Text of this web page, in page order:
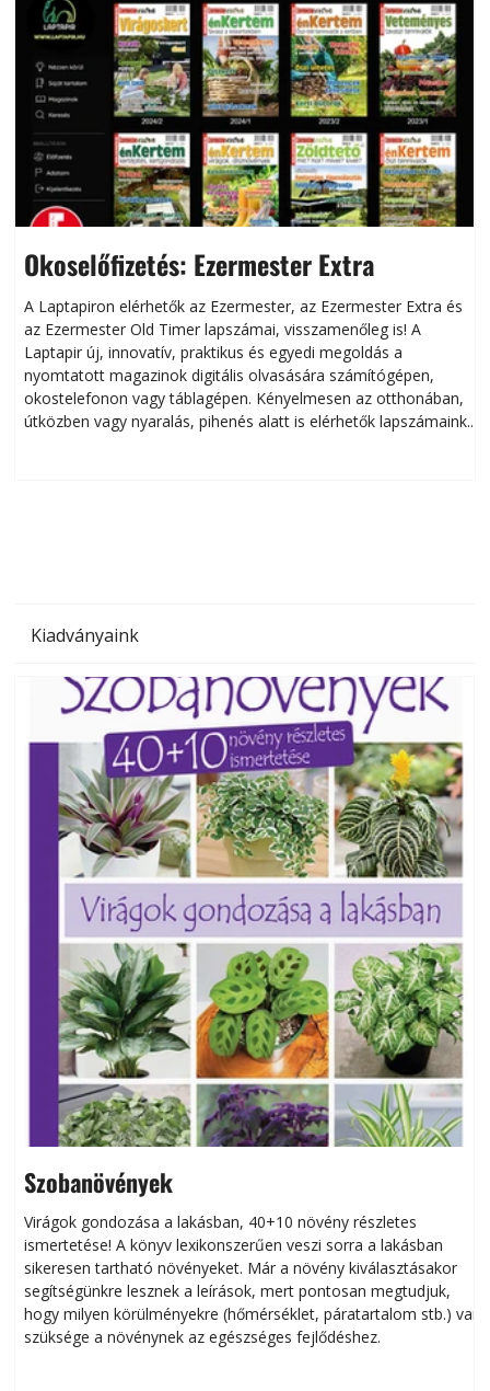
Okoselőfizetés: Ezermester Extra
A Laptapiron elérhetők az Ezermester, az Ezermester Extra és
az Ezermester Old Timer lapszámai, visszamenőleg is! A
Laptapir új, innovatív, praktikus és egyedi megoldás a
nyomtatott magazinok digitális olvasására számítógépen,
okostelefonon vagy táblagépen. Kényelmesen az otthonában,
útközben vagy nyaralás, pihenés alatt is elérhetők lapszámaink.
Kiadványaink
Szobanövények
Virágok gondozása a lakásban, 40+10 növény részletes
ismertetése! A könyv lexikonszerűen veszi sorra a lakásban
sikeresen tart­ha­tó növényeket. Már a növény kiválasztásakor
segítségünkre lesznek a leírások, mert pontosan megtudjuk,
hogy milyen körülményekre (hőmérséklet, páratartalom stb.) van
szüksége a növénynek az egészséges fejlődéshez.